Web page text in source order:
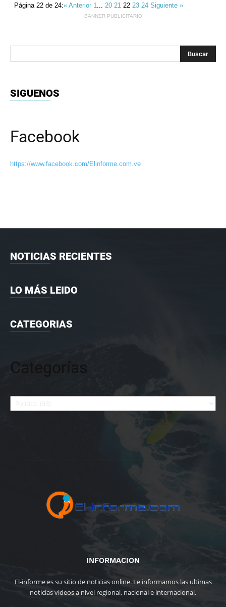
Página 22 de 24:« Anterior 1... 202122 2324Siguiente »
BANNER PUBLICITARIO
SIGUENOS
Facebook
https://www.facebook.com/Elinforme.com.ve
NOTICIAS RECIENTES
LO MÁS LEIDO
CATEGORIAS
Categorías
Categorías
INFORMACION
El-informe es su sitio de noticias online. Le informamos las ultimas
noticias videos a nivel regional, nacional e internacional.